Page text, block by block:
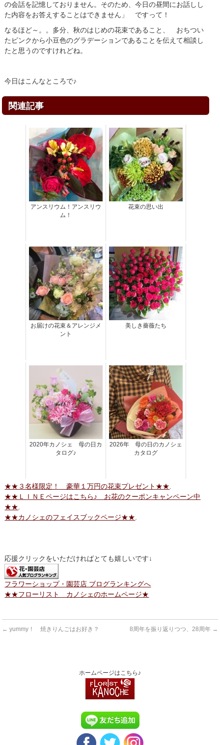
の会話を記憶しておりません。そのため、今日の昼間にお話しし
た内容をお答えすることはできません」 ですって！
なるほど～。。多分、秋のはじめの花束であること、 おちつい
たピンクから小豆色のグラデーションであることを伝えて相談し
たと思うのですけれどね。
今日はこんなところで♪
関連記事
アンスリウム！アンスリウ
ム！
花束の思い出
お届けの花束＆アレンジメ
ント
美しき薔薇たち
2020年カノシェ 母の日カ
タログ♪
2026年 母の日のカノシェ
カタログ
★★３名様限定！ 豪華１万円の花束プレゼント★★.
★★ＬＩＮＥページはこちら♪ お花のクーポンキャンペーン中
★★.
★★カノシェのフェイスブックページ★★.
応援クリックをいただければとても嬉しいです↓
フラワーショップ・園芸店 ブログランキングへ
★★フローリスト カノシェのホームページ★
← yummy！ 焼きりんごはお好き？ 8周年を振り返りつつ、28周年 →
ホームページはこちら♪